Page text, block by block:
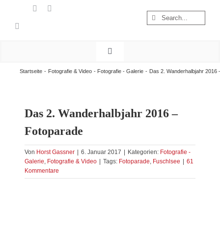
Suche
Toggle
Start
Treibgut
Startseite Fotografie & Video Fotografie - Galerie Das 2. Wanderhalbjahr 2016
Das 2. Wanderhalbjahr 2016 –
Fotoparade
Von Horst Gassner 6. Januar 2017 Kategorien: Fotografie -
Galerie, Fotografie & Video Tags: Fotoparade, Fuschlsee
61
Kommentare